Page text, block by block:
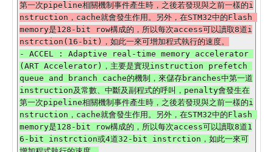
第一次pipeline相關機制事件產生時，之後若發現與之前一樣的i
nstruction，cache就會發生作用。另外，在STM32中的Flash
memory是128-bit row構成的，所以每次access可以讀取8道i
- ACCEL : Adaptive real-time memory accelerator
(ART Accelerator)，主要是實現instruction prefetch
queue and branch cache的機制，來儲存branches中第一道
instruction及常數、中斷及副程式的呼叫，penalty會發生在
第一次pipeline相關機制事件產生時，之後若發現與之前一樣的i
nstruction，cache就會發生作用。另外，在STM32中的Flash
memory是128-bit row構成的，所以每次access可以讀取8道1
6-bit instrction或4道32-bit instrction，如此一來可